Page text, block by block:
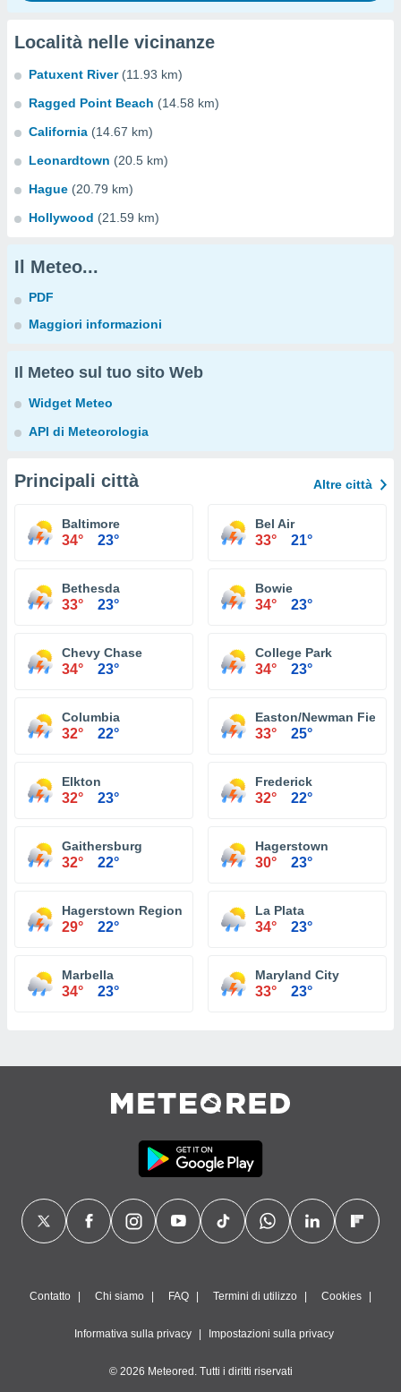
Località nelle vicinanze
Patuxent River (11.93 km)
Ragged Point Beach (14.58 km)
California (14.67 km)
Leonardtown (20.5 km)
Hague (20.79 km)
Hollywood (21.59 km)
Il Meteo...
PDF
Maggiori informazioni
Il Meteo sul tuo sito Web
Widget Meteo
API di Meteorologia
Principali città Altre città
Baltimore
34° 23°
Bel Air
33° 21°
Bethesda
33° 23°
Bowie
34° 23°
Chevy Chase
34° 23°
College Park
34° 23°
Columbia
32° 22°
Easton/Newman Field
33° 25°
Elkton
32° 23°
Frederick
32° 22°
Gaithersburg
32° 22°
Hagerstown
30° 23°
Hagerstown Regional Airport
29° 22°
La Plata
34° 23°
Marbella
34° 23°
Maryland City
33° 23°
Contatto Chi siamo FAQ Termini di utilizzo Cookies
Informativa sulla privacy Impostazioni sulla privacy
© 2026 Meteored. Tutti i diritti riservati